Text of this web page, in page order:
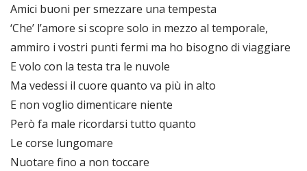
Amici buoni per smezzare una tempesta
‘Che’ l’amore si scopre solo in mezzo al temporale,
ammiro i vostri punti fermi ma ho bisogno di viaggiare
E volo con la testa tra le nuvole
Ma vedessi il cuore quanto va più in alto
E non voglio dimenticare niente
Però fa male ricordarsi tutto quanto
Le corse lungomare
Nuotare fino a non toccare